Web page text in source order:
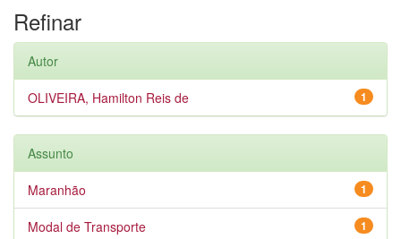
Refinar
Autor
1
OLIVEIRA, Hamilton Reis de
Assunto
1
Maranhão
1
Modal de Transporte